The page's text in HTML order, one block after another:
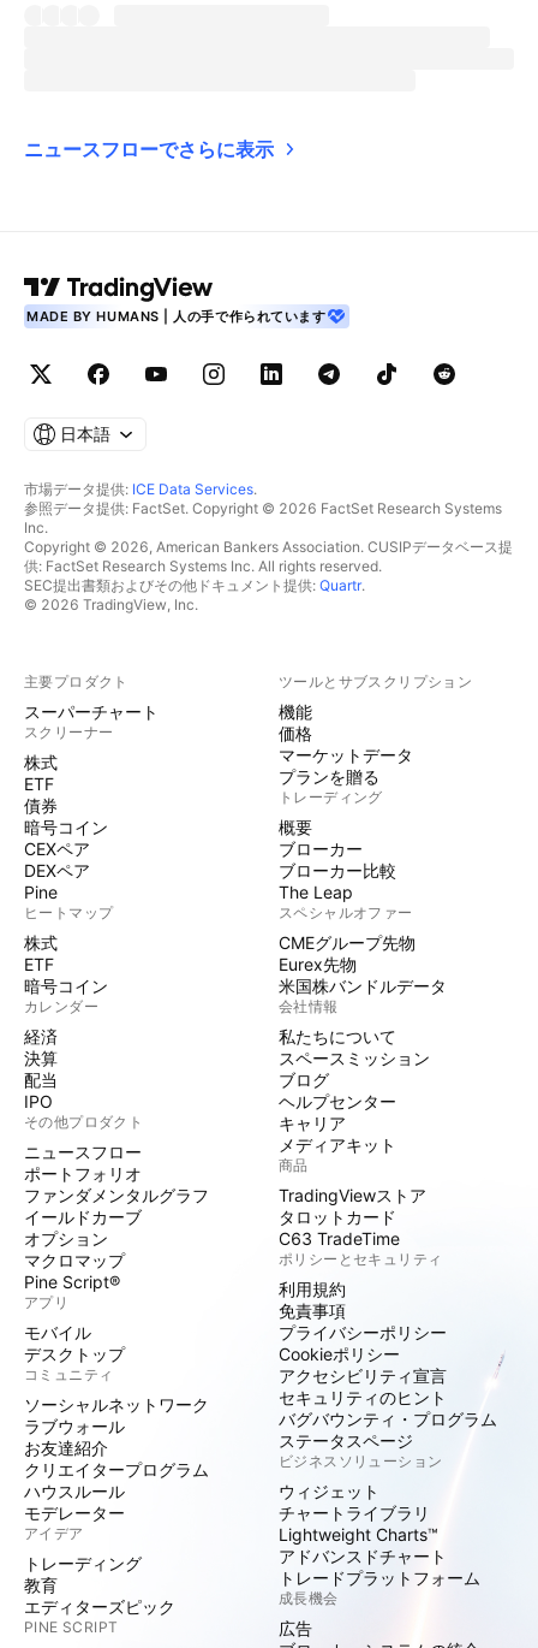
ニュースフローでさらに表示
MADE BY HUMANS | 人の手で作られています
日本語
市場データ提供: ICE Data Services.
参照データ提供: FactSet. Copyright © 2026 FactSet Research Systems
Inc.
Copyright © 2026, American Bankers Association. CUSIPデータベース提
供: FactSet Research Systems Inc. All rights reserved.
SEC提出書類およびその他ドキュメント提供: Quartr.
© 2026 TradingView, Inc.
主要プロダクト
スーパーチャート
スクリーナー
株式
ETF
債券
暗号コイン
CEXペア
DEXペア
Pine
ヒートマップ
株式
ETF
暗号コイン
カレンダー
経済
決算
配当
IPO
その他プロダクト
ニュースフロー
ポートフォリオ
ファンダメンタルグラフ
イールドカーブ
オプション
マクロマップ
Pine Script®
アプリ
モバイル
デスクトップ
コミュニティ
ソーシャルネットワーク
ラブウォール
お友達紹介
クリエイタープログラム
ハウスルール
モデレーター
アイデア
トレーディング
教育
エディターズピック
PINE SCRIPT
ツールとサブスクリプション
機能
価格
マーケットデータ
プランを贈る
トレーディング
概要
ブローカー
ブローカー比較
The Leap
スペシャルオファー
CMEグループ先物
Eurex先物
米国株バンドルデータ
会社情報
私たちについて
スペースミッション
ブログ
ヘルプセンター
キャリア
メディアキット
商品
TradingViewストア
タロットカード
C63 TradeTime
ポリシーとセキュリティ
利用規約
免責事項
プライバシーポリシー
Cookieポリシー
アクセシビリティ宣言
セキュリティのヒント
バグバウンティ・プログラム
ステータスページ
ビジネスソリューション
ウィジェット
チャートライブラリ
Lightweight Charts™
アドバンスドチャート
トレードプラットフォーム
成長機会
広告